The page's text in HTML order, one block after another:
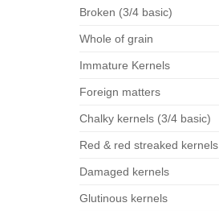
Broken (3/4 basic)
Whole of grain
Immature Kernels
Foreign matters
Chalky kernels (3/4 basic)
Red & red streaked kernels
Damaged kernels
Glutinous kernels